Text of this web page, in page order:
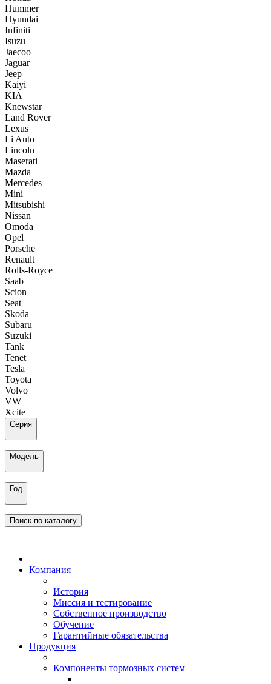
Hummer
Hyundai
Infiniti
Isuzu
Jaecoo
Jaguar
Jeep
Kaiyi
KIA
Knewstar
Land Rover
Lexus
Li Auto
Lincoln
Maserati
Mazda
Mercedes
Mini
Mitsubishi
Nissan
Omoda
Opel
Porsche
Renault
Rolls-Royce
Saab
Scion
Seat
Skoda
Subaru
Suzuki
Tank
Tenet
Tesla
Toyota
Volvo
VW
Xcite
Серия
Модель
Год
Поиск по каталогу
Компания
История
Миссия и тестирование
Собственное производство
Обучение
Гарантийные обязательства
Продукция
Компоненты тормозных систем